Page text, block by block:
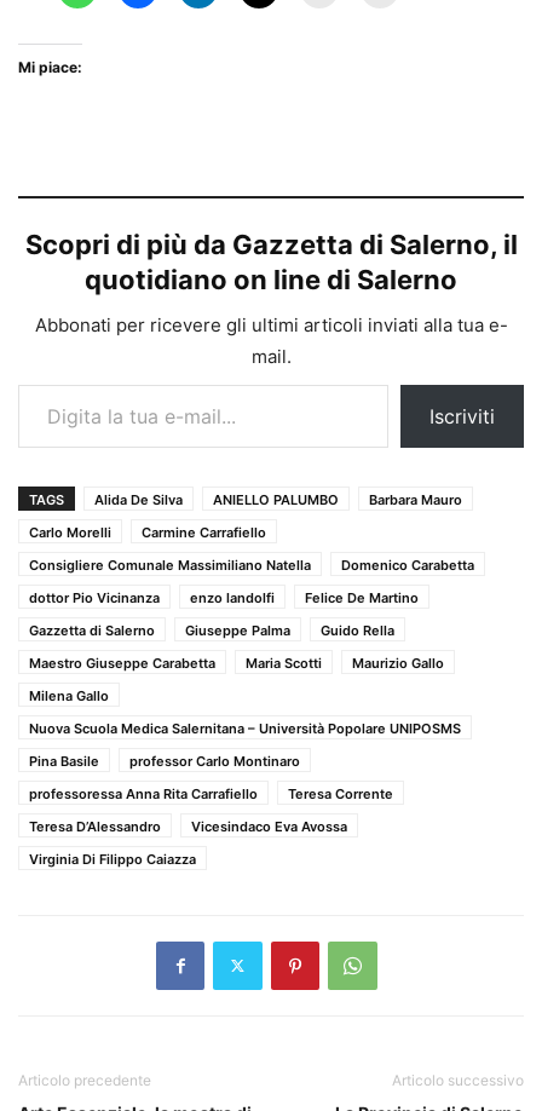
Mi piace:
Scopri di più da Gazzetta di Salerno, il
quotidiano on line di Salerno
Abbonati per ricevere gli ultimi articoli inviati alla tua e-
mail.
Digita la tua e-mail...
Iscriviti
TAGS Alida De Silva ANIELLO PALUMBO
Barbara Mauro
Carlo Morelli
Carmine Carrafiello
Consigliere Comunale Massimiliano Natella
Domenico Carabetta
dottor Pio Vicinanza
enzo landolfi
Felice De Martino
Gazzetta di Salerno
Giuseppe Palma
Guido Rella
Maestro Giuseppe Carabetta
Maria Scotti
Maurizio Gallo
Milena Gallo
Nuova Scuola Medica Salernitana – Università Popolare UNIPOSMS
Pina Basile
professor Carlo Montinaro
professoressa Anna Rita Carrafiello
Teresa Corrente
Teresa D’Alessandro
Vicesindaco Eva Avossa
Virginia Di Filippo Caiazza
Articolo precedente Articolo successivo